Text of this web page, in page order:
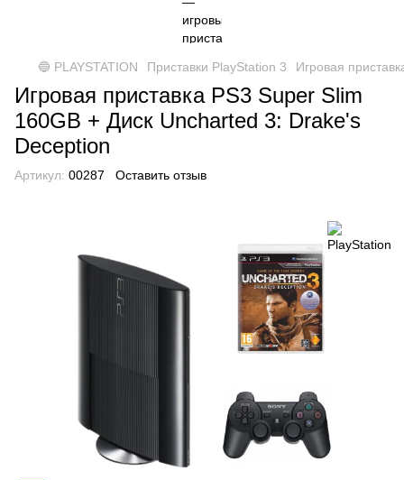
🔵 PLAYSTATION Приставки PlayStation 3 Игровая
Игровая приставка PS3 Super Slim
160GB + Диск Uncharted 3: Drake's
Deception
Артикул: 00287 Оставить отзыв